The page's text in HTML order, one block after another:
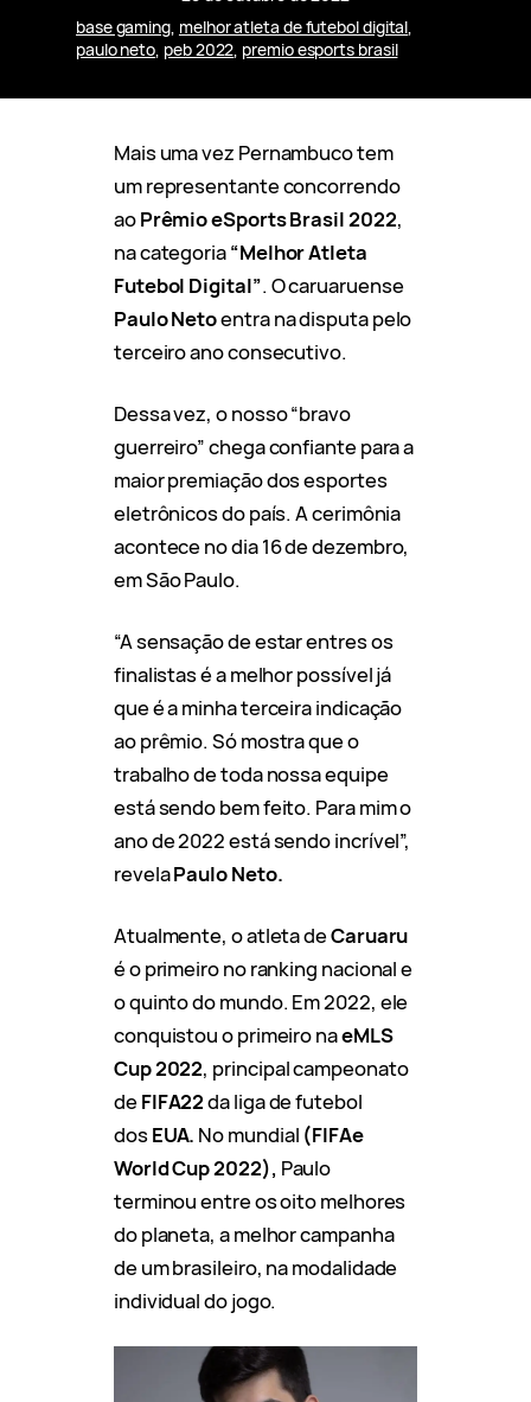
base gaming, melhor atleta de futebol digital
paulo neto, peb 2022, premio esports brasil
Mais uma vez Pernambuco tem
um representante concorrendo
aoPrêmio eSports Brasil 2022,
na categoria“Melhor Atleta
Futebol Digital”. O caruaruense
Paulo Netoentra na disputa pelo
terceiro ano consecutivo.
Dessa vez, o nosso “bravo
guerreiro” chega confiante para a
maior premiação dos esportes
eletrônicos do país. A cerimônia
acontece no dia 16 de dezembro,
em São Paulo.
“A sensação de estar entres os
finalistas é a melhor possível já
que é a minha terceira indicação
ao prêmio. Só mostra que o
trabalho de toda nossa equipe
está sendo bem feito. Para mim o
ano de 2022 está sendo incrível”,
revelaPaulo Neto.
Atualmente, o atleta deCaruaru
é o primeiro no ranking nacional e
o quinto do mundo. Em 2022, ele
conquistou o primeiro naeMLS
Cup 2022, principal campeonato
deFIFA22da liga de futebol
dosEUA. No mundial (FIFAe
World Cup 2022), Paulo
terminou entre os oito melhores
do planeta, a melhor campanha
de um brasileiro, na modalidade
individual do jogo.